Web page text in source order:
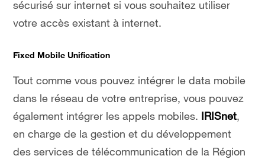
sécurisé sur internet si vous souhaitez utiliser
votre accès existant à internet.
Fixed Mobile Unification
Tout comme vous pouvez intégrer le data mobile
dans le réseau de votre entreprise, vous pouvez
également intégrer les appels mobiles. IRISnet,
en charge de la gestion et du développement
des services de télécommunication de la Région